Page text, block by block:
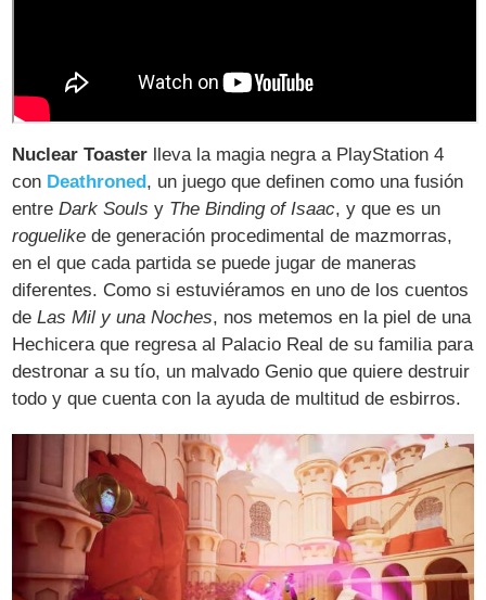
Nuclear Toaster lleva la magia negra a PlayStation 4
con Deathroned , un juego que definen como una fusión
entreDark Souls y The Binding of Isaac, y que es un
roguelike de generación procedimental de mazmorras,
en el que cada partida se puede jugar de maneras
diferentes. Como si estuviéramos en uno de los cuentos
deLas Mil y una Noches, nos metemos en la piel de una
Hechicera que regresa al Palacio Real de su familia para
destronar a su tío, un malvado Genio que quiere destruir
todo y que cuenta con la ayuda de multitud de esbirros.